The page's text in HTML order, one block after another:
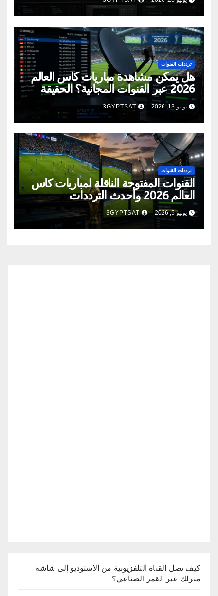
ترددات القنوات
هل يمكن مشاهدة مباريات كأس العالم
2026 عبر القنوات المجانية؟ الحقيقة
الكاملة
يونيو 13, 2026 3GYPTSAT
ترددات القنوات
القنوات المفتوحة الناقلة لمباريات كأس
العالم 2026 وأحدث الترددات
يونيو 5, 2026 3GYPTSAT
كيف تصل القناة التلفزيونية من الاستوديو إلى شاشة
منزلك عبر القمر الصناعي؟